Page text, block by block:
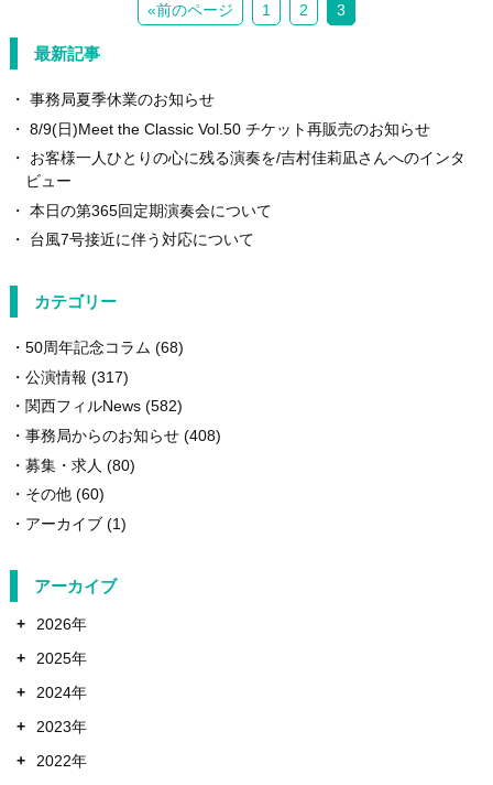
«前のページ 1 2 3
最新記事
事務局夏季休業のお知らせ
8/9(日)Meet the Classic Vol.50 チケット再販売のお知らせ
お客様一人ひとりの心に残る演奏を/吉村佳莉凪さんへのインタ
ビュー
本日の第365回定期演奏会について
台風7号接近に伴う対応について
カテゴリー
50周年記念コラム (68)
公演情報 (317)
関西フィルNews(582)
事務局からのお知らせ(408)
募集・求人 (80)
その他(60)
アーカイブ(1)
アーカイブ
+
2026年
+
2025年
+
2024年
+
2023年
+
2022年